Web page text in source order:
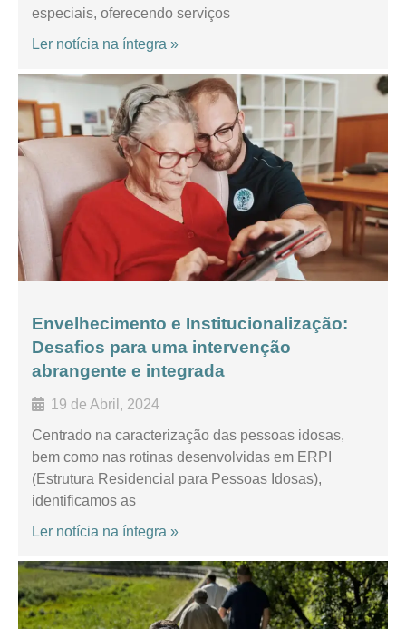
especiais, oferecendo serviços
Ler notícia na íntegra »
Envelhecimento e Institucionalização:
Desafios para uma intervenção
abrangente e integrada
19 de Abril, 2024
Centrado na caracterização das pessoas idosas,
bem como nas rotinas desenvolvidas em ERPI
(Estrutura Residencial para Pessoas Idosas),
identificamos as
Ler notícia na íntegra »